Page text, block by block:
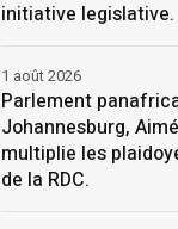
initiative legislative.
Parlement
Johannesburg,
multiplie les
de la RDC.
1 août 2026